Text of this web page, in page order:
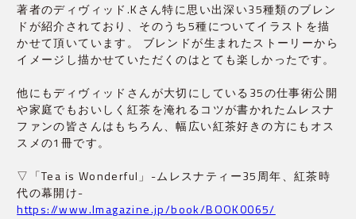
著者のディヴィッド.Kさん特に思い出深い35種類のブレン
ドが紹介されており、そのうち5種についてイラストを描
かせて頂いています。 ブレンドが生まれたストーリーから
イメージし描かせていただくのはとても楽しかったです。
他にもディヴィッドさんが大切にしている35の仕事術公開
や家庭でもおいしく紅茶を淹れるコツが書かれたムレスナ
ファンの皆さんはもちろん、幅広い紅茶好きの方にもオス
スメの1冊です。
▽「Tea is Wonderful」-ムレスナティー35周年、紅茶時
代の幕開け-
https://www.lmagazine.jp/book/BOOK0065/